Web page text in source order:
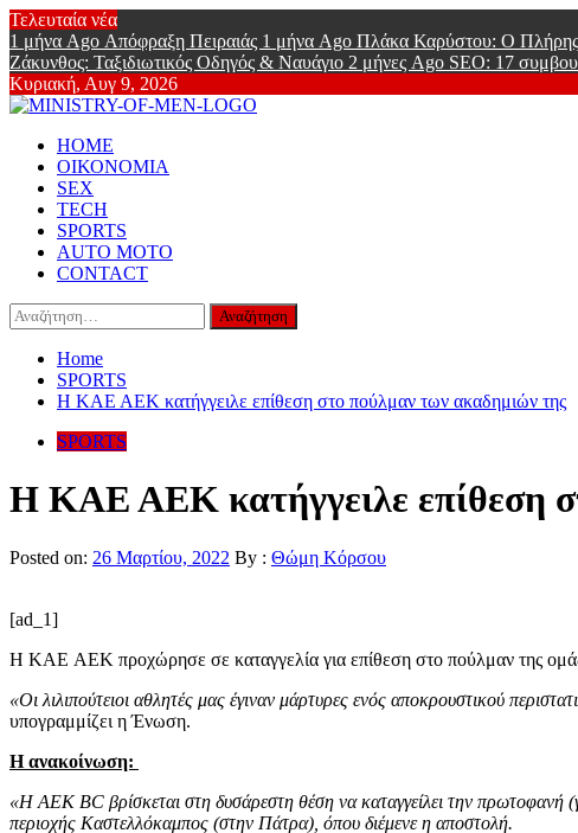
Skip
to
content
Τελευταία νέα
1 μήνα Ago Απόφραξη Πειραιάς 1 μήνα Ago Πλάκα Καρύστου: Ο Πλήρης
Ζάκυνθος: Ταξιδιωτικός Οδηγός & Ναυάγιο 2 μήνες Ago SEO: 17
Κυριακή, Αυγ 9, 2026
Online Lifestyle περιοδικό για Aνδρες
Primary
Menu
HOME
ΟΙΚΟΝΟΜΙΑ
SEX
TECH
SPORTS
AUTO MOTO
CONTACT
Αναζήτηση
για:
Home
SPORTS
Η ΚΑΕ ΑΕΚ κατήγγειλε επίθεση στο πούλμαν των ακαδημιών της
SPORTS
Η ΚΑΕ ΑΕΚ κατήγγειλε επίθεση
Posted on: 26 Μαρτίου, 2022 By : Θώμη Κόρσου
[ad_1]
Η KAE ΑΕΚ προχώρησε σε καταγγελία για επίθεση στο πούλμαν της
«Οι λιλιπούτειοι αθλητές μας έγιναν μάρτυρες ενός αποκρουστικού
υπογραμμίζει η Ένωση.
Η ανακοίνωση:
«Η ΑΕΚ ΒC βρίσκεται στη δυσάρεστη θέση να καταγγείλει την πρωτοφανή
περιοχής Καστελλόκαμπος (στην Πάτρα), όπου διέμενε η αποστολή.